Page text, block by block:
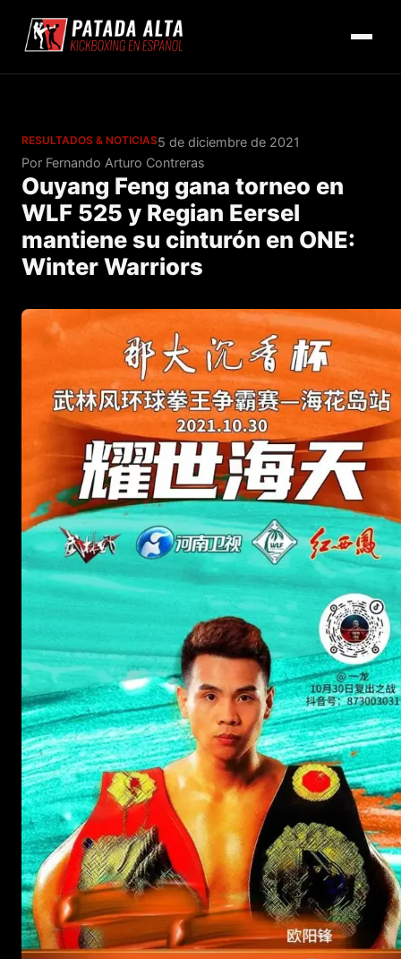
RESULTADOS & NOTICIAS5 de diciembre de 2021
Por Fernando Arturo Contreras
Ouyang Feng gana torneo en
WLF 525 y Regian Eersel
mantiene su cinturón en ONE:
Winter Warriors